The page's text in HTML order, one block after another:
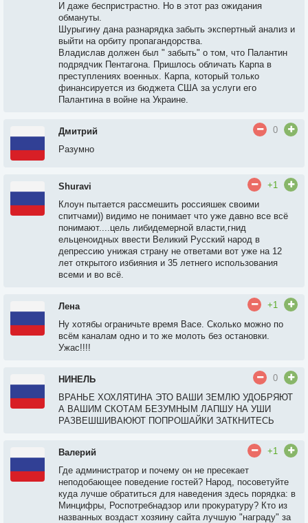
И даже беспристрастно. Но в этот раз ожидания
обмануты.
Шурыгину дана разнарядка забыть экспертный анализ и
выйти на орбиту пропагандорства.
Владислав должен был " забыть" о том, что Палантин
подрядчик Пентагона. Пришлось обличать Карпа в
преступлениях военных. Карпа, который только
финансируется из бюджета США за услуги его
Палантина в войне на Украине.
Дмитрий
0
Разумно
Shuravi
+1
Клоун пытается рассмешить россияшек своими
спитчами)) видимо не понимает что уже давно все всё
понимают....цель либидемерной власти,гнид
ельценоидных ввести Великий Русский народ в
депрессию унижая страну не ответами вот уже на 12
лет открытого избияния и 35 летнего использования
всеми и во всё.
Лена
+1
Ну хотябы ограничьте время Васе. Сколько можно по
всём каналам одно и то же молоть без остановки.
Ужас!!!!
НИНЕЛЬ
0
ВРАНЬЕ ХОХЛЯТИНА ЭТО ВАШИ ЗЕМЛЮ УДОБРЯЮТ
А ВАШИМ СКОТАМ БЕЗУМНЫМ ЛАПШУ НА УШИ
РАЗВЕШШИВАЮЮТ ПОПРОШАЙКИ ЗАТКНИТЕСЬ
Валерий
+1
Где администратор и почему он не пресекает
неподобающее поведение гостей? Народ, посоветуйте
куда лучше обратиться для наведения здесь порядка: в
Минцифры, Роспотребнадзор или прокуратуру? Кто из
названных воздаст хозяину сайта лучшую "награду" за